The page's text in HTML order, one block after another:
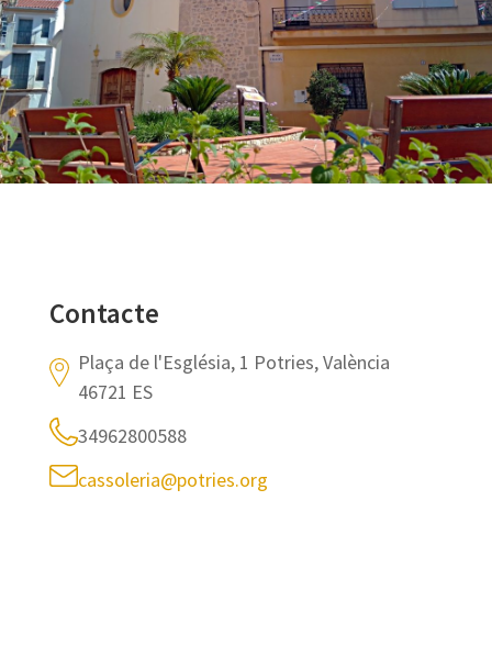
Contacte
Plaça de l'Església, 1 Potries, València
46721 ES
34962800588
cassoleria@potries.org